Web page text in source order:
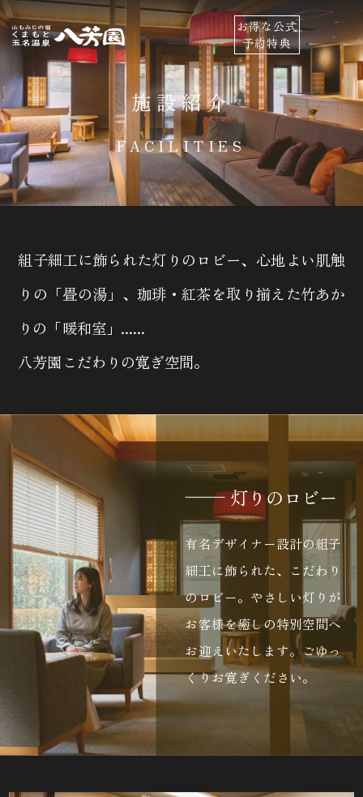
お得な公式
予約特典
施設紹介
FACILITIES
組子細工に飾られた灯りのロビー、心地よい肌触
りの「畳の湯」、珈琲・紅茶を取り揃えた竹あか
りの「暖和室」......
八芳園こだわりの寛ぎ空間。
灯りのロビー
有名デザイナー設計の組子
細工に飾られた、こだわり
のロビー。やさしい灯りが
お客様を癒しの特別空間へ
お迎えいたします。ごゆっ
くりお寛ぎください。